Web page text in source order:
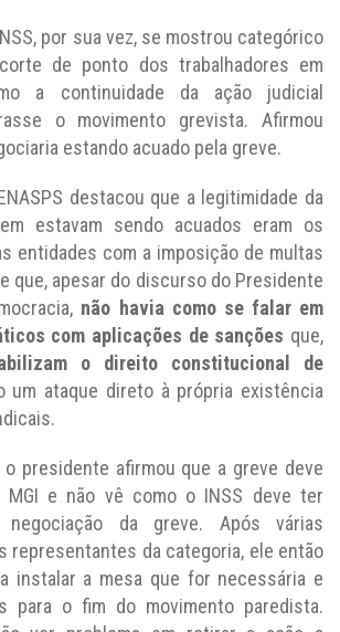
por sua vez, se mostrou categórico
de ponto dos trabalhadores em
a continuidade da ação judicial
o movimento grevista. Afirmou
estando acuado pela greve.
destacou que a legitimidade da
estavam sendo acuados eram os
entidades com a imposição de multas
que, apesar do discurso do Presidente
não havia como se falar em
com aplicações de sanções que,
o direito constitucional de
um ataque direto à própria existência
o presidente afirmou que a greve deve
e não vê como o INSS deve ter
negociação da greve. Após várias
representantes da categoria, ele então
instalar a mesa que for necessária e
para o fim do movimento paredista.